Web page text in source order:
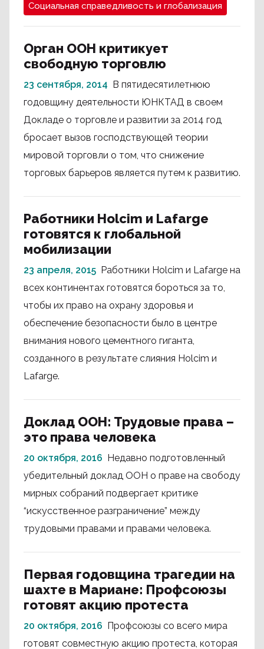
Социальная справедливость и глобализация
Орган ООН критикует
свободную торговлю
23 сентября, 2014 В пятидесятилетнюю
годовщину деятельности ЮНКТАД в своем
Докладе о торговле и развитии за 2014 год
бросает вызов господствующей теории
мировой торговли о том, что снижение
торговых барьеров является путем к развитию.
Работники Holcim и Lafarge
готовятся к глобальной
мобилизации
23 апреля, 2015 Работники Holcim и Lafarge на
всех континентах готовятся бороться за то,
чтобы их право на охрану здоровья и
обеспечение безопасности было в центре
внимания нового цементного гиганта,
созданного в результате слияния Holcim и
Lafarge.
Доклад ООН: Трудовые права –
это права человека
20 октября, 2016 Недавно подготовленный
убедительный доклад ООН о праве на свободу
мирных собраний подвергает критике
“искусственное разграничение” между
трудовыми правами и правами человека.
Первая годовщина трагедии на
шахте в Мариане: Профсоюзы
готовят акцию протеста
20 октября, 2016 Профсоюзы со всего мира
готовят совместную акцию протеста, которая